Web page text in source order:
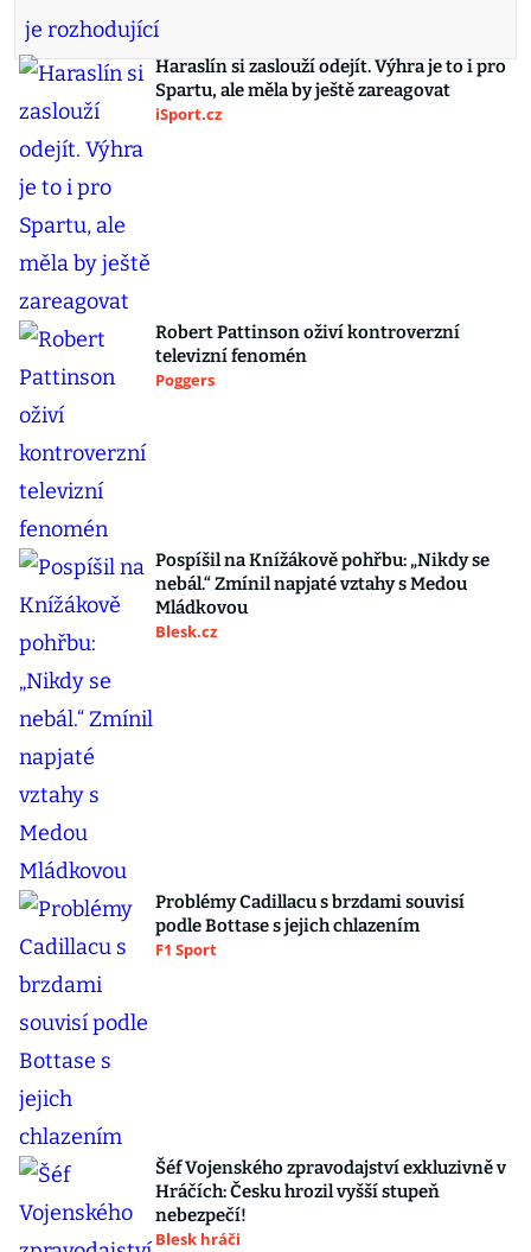
Haraslín si zaslouží odejít. Výhra je to i pro
Spartu, ale měla by ještě zareagovat
iSport.cz
Robert Pattinson oživí kontroverzní
televizní fenomén
Poggers
Pospíšil na Knížákově pohřbu: „Nikdy se
nebál.“ Zmínil napjaté vztahy s Medou
Mládkovou
Blesk.cz
Problémy Cadillacu s brzdami souvisí
podle Bottase s jejich chlazením
F1 Sport
Šéf Vojenského zpravodajství exkluzivně v
Hráčích: Česku hrozil vyšší stupeň
nebezpečí!
Blesk hráči